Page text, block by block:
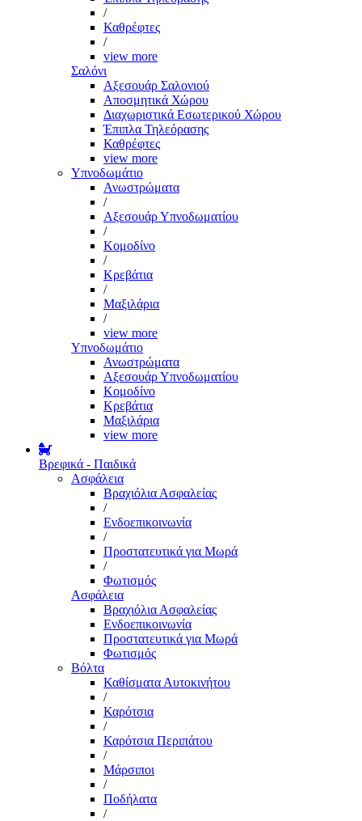
/
Καθρέφτες
/
view more
Σαλόνι
Αξεσουάρ Σαλονιού
Αποσμητικά Χώρου
Διαχωριστικά Εσωτερικού Χώρου
Έπιπλα Τηλεόρασης
Καθρέφτες
view more
Υπνοδωμάτιο
Ανωστρώματα
/
Αξεσουάρ Υπνοδωματίου
/
Κομοδίνο
/
Κρεβάτια
/
Μαξιλάρια
/
view more
Υπνοδωμάτιο
Ανωστρώματα
Αξεσουάρ Υπνοδωματίου
Κομοδίνο
Κρεβάτια
Μαξιλάρια
view more
Βρεφικά - Παιδικά
Ασφάλεια
Βραχιόλια Ασφαλείας
/
Ενδοεπικοινωνία
/
Προστατευτικά για Μωρά
/
Φωτισμός
Ασφάλεια
Βραχιόλια Ασφαλείας
Ενδοεπικοινωνία
Προστατευτικά για Μωρά
Φωτισμός
Βόλτα
Καθίσματα Αυτοκινήτου
/
Καρότσια
/
Καρότσια Περιπάτου
/
Μάρσιποι
/
Ποδήλατα
/